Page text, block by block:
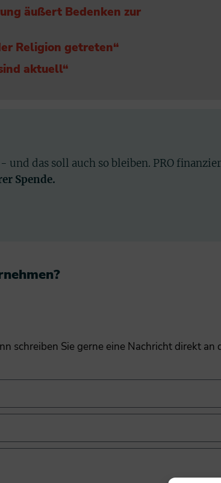
äußert Bedenken zur
Religion getreten“
aktuell“
das soll auch so bleiben. PRO
Spende.
schreiben Sie gerne eine Nachricht direkt an